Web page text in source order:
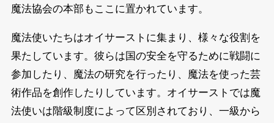
魔法協会の本部もここに置かれています。
魔法使いたちはオイサーストに集まり、様々な役割を
果たしています。彼らは国の安全を守るために戦闘に
参加したり、魔法の研究を行ったり、魔法を使った芸
術作品を創作したりしています。オイサーストでは魔
法使いは階級制度によって区別されており、一級から